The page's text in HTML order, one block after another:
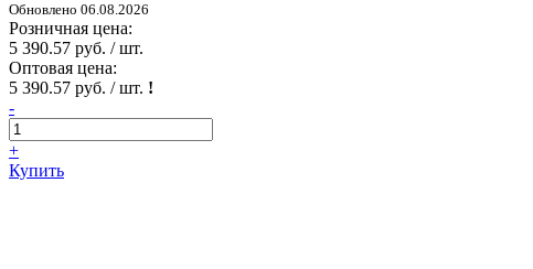
Обновлено 06.08.2026
Розничная цена:
5 390.57 руб. / шт.
Оптовая цена:
5 390.57 руб. / шт. !
-
+
Купить